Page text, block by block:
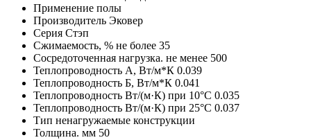
Применение полы
Производитель Эковер
Серия Стэп
Сжимаемость, % не более 35
Сосредоточенная нагрузка. не менее 500
Теплопроводность А, Вт/м*К 0.039
Теплопроводность Б, Вт/м*К 0.041
Теплопроводность Вт/(м·К) при 10°С 0.035
Теплопроводность Вт/(м·К) при 25°С 0.037
Тип ненагружаемые конструкции
Толщина. мм 50